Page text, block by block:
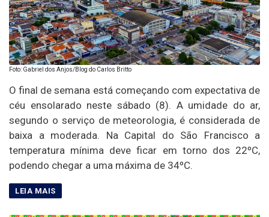
Foto: Gabriel dos Anjos/Blog do Carlos Britto
O final de semana está começando com expectativa de
céu ensolarado neste sábado (8). A umidade do ar,
segundo o serviço de meteorologia, é considerada de
baixa a moderada. Na Capital do São Francisco a
temperatura mínima deve ficar em torno dos 22ºC,
podendo chegar a uma máxima de 34ºC.